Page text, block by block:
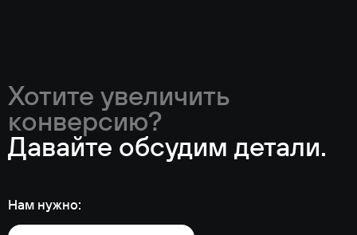
Хотите увеличить
конверсию?
Давайте обсудим детали.
Нам нужно: